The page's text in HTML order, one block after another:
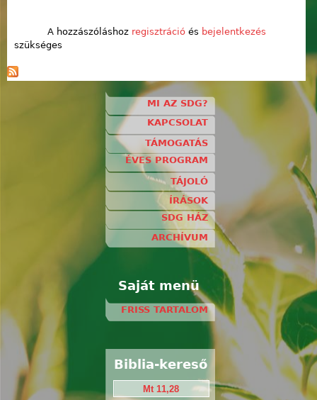
A hozzászóláshoz regisztrációés bejelentkezés
szükséges
MI AZ SDG?
KAPCSOLAT
TÁMOGATÁS
ÉVES PROGRAM
TÁJOLÓ
ÍRÁSOK
SDG HÁZ
ARCHÍVUM
Saját menü
FRISS TARTALOM
Biblia-kereső